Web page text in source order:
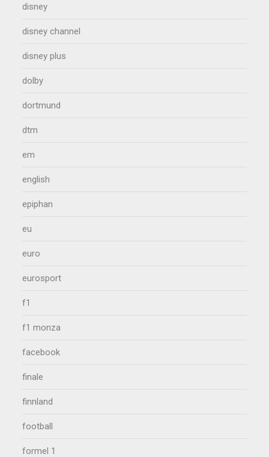
disney
disney channel
disney plus
dolby
dortmund
dtm
em
english
epiphan
eu
euro
eurosport
f1
f1 monza
facebook
finale
finnland
football
formel 1